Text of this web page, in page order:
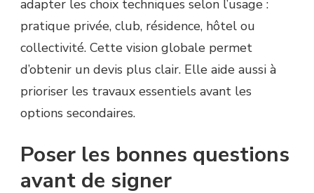
adapter les choix techniques selon l’usage :
pratique privée, club, résidence, hôtel ou
collectivité. Cette vision globale permet
d’obtenir un devis plus clair. Elle aide aussi à
prioriser les travaux essentiels avant les
options secondaires.
Poser les bonnes questions
avant de signer